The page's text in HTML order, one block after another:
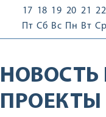
17
Пт
18
Сб
19
Вс
20
Пн
21
Вт
22
Ср
НОВОСТЬ
ПРОЕКТЫ